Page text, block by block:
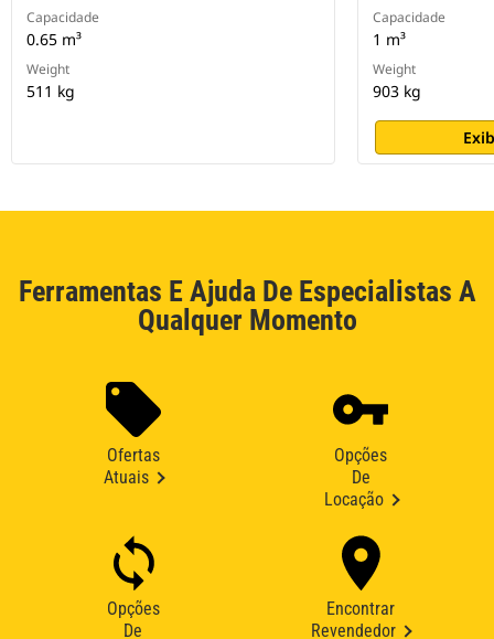
Capacidade
0.65 m³
Weight
511 kg
Capacidade
1 m³
Weight
903 kg
Ferramentas E Ajuda De Especialistas A
Qualquer Momento
Ofertas
Atuais
Opções
De
Locação
Opções
De
Encontrar
Revendedor